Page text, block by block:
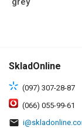
SkladOnline
(097) 307-28-87
(066) 055-99-61